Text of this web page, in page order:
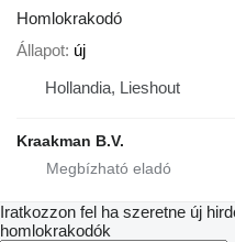
Homlokrakodó
Állapot új
Hollandia, Lieshout
Kraakman B.V.
Iratkozzon fel ha szeretne új
homlokrakodók